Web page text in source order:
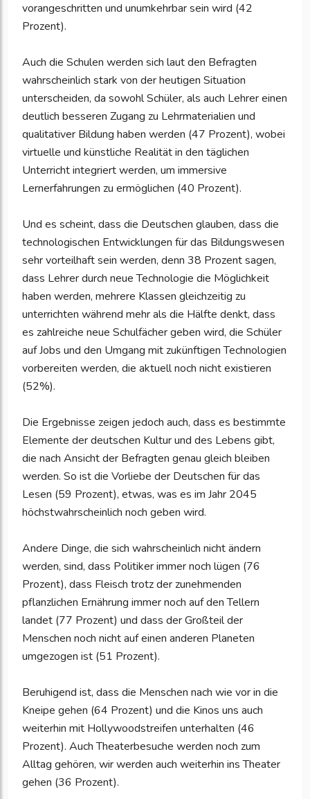
vorangeschritten und unumkehrbar sein wird (42
Prozent).
Auch die Schulen werden sich laut den Befragten
wahrscheinlich stark von der heutigen Situation
unterscheiden, da sowohl Schüler, als auch Lehrer einen
deutlich besseren Zugang zu Lehrmaterialien und
qualitativer Bildung haben werden (47 Prozent), wobei
virtuelle und künstliche Realität in den täglichen
Unterricht integriert werden, um immersive
Lernerfahrungen zu ermöglichen (40 Prozent).
Und es scheint, dass die Deutschen glauben, dass die
technologischen Entwicklungen für das Bildungswesen
sehr vorteilhaft sein werden, denn 38 Prozent sagen,
dass Lehrer durch neue Technologie die Möglichkeit
haben werden, mehrere Klassen gleichzeitig zu
unterrichten während mehr als die Hälfte denkt, dass
es zahlreiche neue Schulfächer geben wird, die Schüler
auf Jobs und den Umgang mit zukünftigen Technologien
vorbereiten werden, die aktuell noch nicht existieren
(52%).
Die Ergebnisse zeigen jedoch auch, dass es bestimmte
Elemente der deutschen Kultur und des Lebens gibt,
die nach Ansicht der Befragten genau gleich bleiben
werden. So ist die Vorliebe der Deutschen für das
Lesen (59 Prozent), etwas, was es im Jahr 2045
höchstwahrscheinlich noch geben wird.
Andere Dinge, die sich wahrscheinlich nicht ändern
werden, sind, dass Politiker immer noch lügen (76
Prozent), dass Fleisch trotz der zunehmenden
pflanzlichen Ernährung immer noch auf den Tellern
landet (77 Prozent) und dass der Großteil der
Menschen noch nicht auf einen anderen Planeten
umgezogen ist (51 Prozent).
Beruhigend ist, dass die Menschen nach wie vor in die
Kneipe gehen (64 Prozent) und die Kinos uns auch
weiterhin mit Hollywoodstreifen unterhalten (46
Prozent). Auch Theaterbesuche werden noch zum
Alltag gehören, wir werden auch weiterhin ins Theater
gehen (36 Prozent).